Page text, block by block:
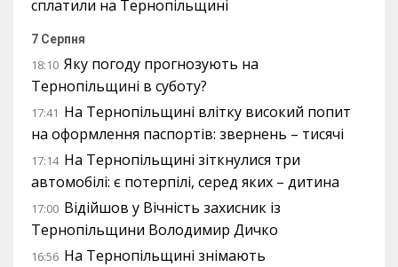
сплатили на Тернопільщині
7 Серпня
18:10 Яку погоду прогнозують на
Тернопільщині в суботу?
17:41 На Тернопільщині влітку високий попит
на оформлення паспортів: звернень – тисячі
17:14 На Тернопільщині зіткнулися три
автомобілі: є потерпілі, серед яких – дитина
17:00 Відійшов у Вічність захисник із
Тернопільщини Володимир Дичко
16:56 На Тернопільщині знімають